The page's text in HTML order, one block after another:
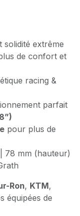
solidité extrême
de confort et
racing &
parfait
pour plus de
78 mm (hauteur)
Ron, KTM,
équipées de